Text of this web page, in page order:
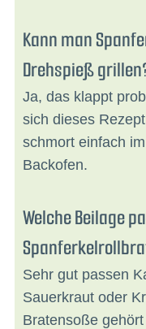
Kann man
Drehspieß
Ja, das klappt
sich dieses
schmort einfach
Backofen.
Welche Beilage
Sehr gut passen
Sauerkraut oder
Bratensoße